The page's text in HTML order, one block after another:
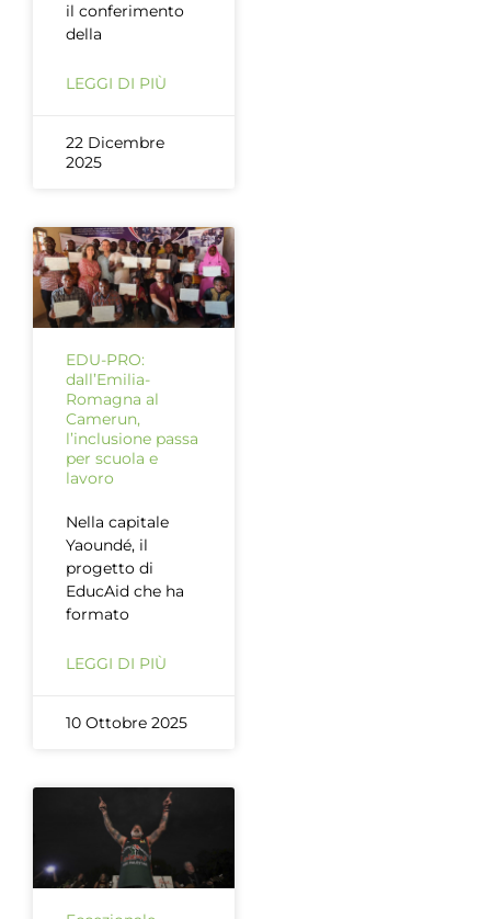
il conferimento
della
LEGGI DI PIÙ
22 Dicembre
2025
EDU-PRO:
dall’Emilia-
Romagna al
Camerun,
l’inclusione passa
per scuola e
lavoro
Nella capitale
Yaoundé, il
progetto di
EducAid che ha
formato
LEGGI DI PIÙ
10 Ottobre 2025